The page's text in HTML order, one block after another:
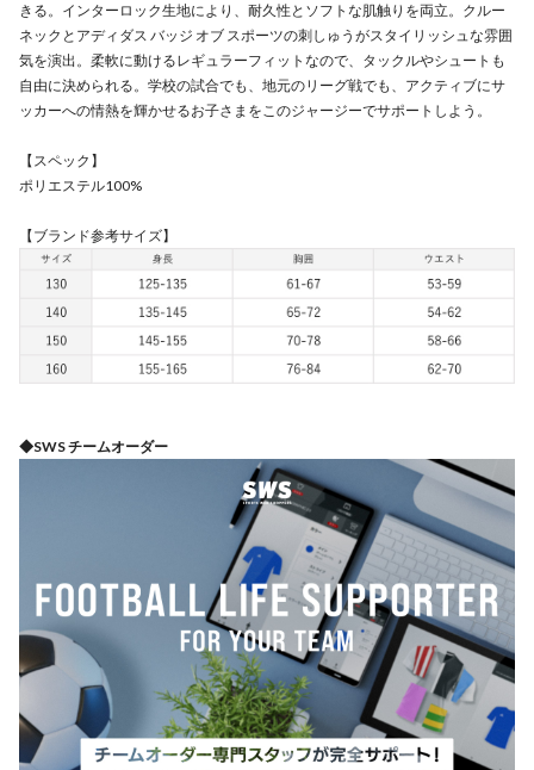
きる。インターロック生地により、耐久性とソフトな肌触りを両立。クルー
ネックとアディダス バッジ オブ スポーツの刺しゅうがスタイリッシュな雰囲
気を演出。柔軟に動けるレギュラーフィットなので、タックルやシュートも
自由に決められる。学校の試合でも、地元のリーグ戦でも、アクティブにサ
ッカーへの情熱を輝かせるお子さまをこのジャージーでサポートしよう。
【スペック】
ポリエステル100%
【ブランド参考サイズ】
◆SWS チームオーダー